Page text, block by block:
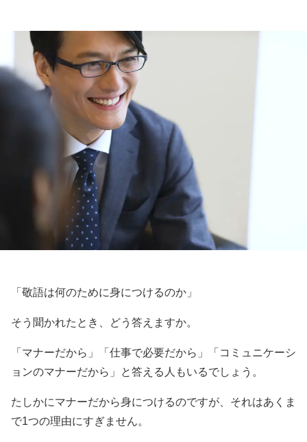
「敬語は何のために身につけるのか」
そう聞かれたとき、どう答えますか。
「マナーだから」「仕事で必要だから」「コミュニケーシ
ョンのマナーだから」と答える人もいるでしょう。
たしかにマナーだから身につけるのですが、それはあくま
で1つの理由にすぎません。